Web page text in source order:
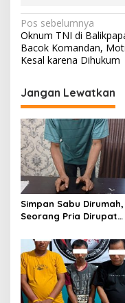
N
a
v
i
g
a
s
i
p
o
s
Pos sebelumnya
Oknum TNI di
Bacok Komandan,
Kesal karena Dihukum
Jangan Lewatkan
Simpan Sabu Dirumah,
Seorang Pria Dirupat